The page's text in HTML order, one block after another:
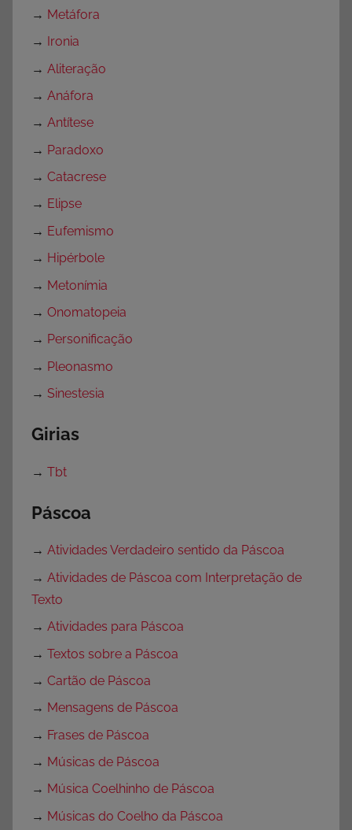
→ Metáfora
→
Ironia
→ Aliteração
→ Anáfora
→ Antítese
→ Paradoxo
→ Catacrese
→ Elipse
→ Eufemismo
→ Hipérbole
→ Metonímia
→ Onomatopeia
→ Personificação
→ Pleonasmo
→ Sinestesia
Girias
→ Tbt
Páscoa
→ Atividades Verdadeiro sentido da Páscoa
→ Atividades de Páscoa com Interpretação de
Texto
→ Atividades para Páscoa
→ Textos sobre a Páscoa
→ Cartão de Páscoa
→ Mensagens de Páscoa
→ Frases de Páscoa
→ Músicas de Páscoa
→ Música Coelhinho de Páscoa
→ Músicas do Coelho da Páscoa